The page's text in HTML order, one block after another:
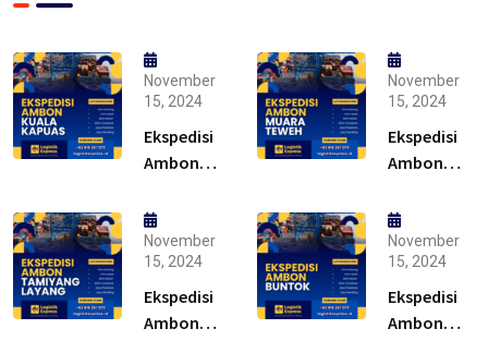
November
15, 2024
Ekspedisi
Ambon
Kapuas –
Solusi
November
15, 2024
Ekspedisi
Ambon
Teweh –
Solusi
November
15, 2024
Ekspedisi
Ambon
November
15, 2024
Ekspedisi
Ambon